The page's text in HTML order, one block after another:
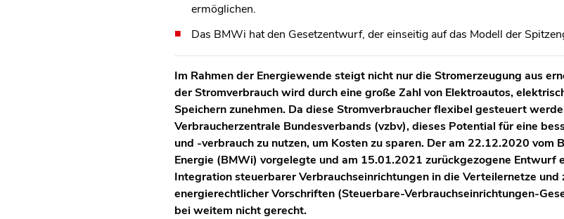
ermöglichen.
Das BMWi hat den Gesetzentwurf, der einseitig auf das Modell der
Im Rahmen der Energiewende steigt nicht nur die Stromerzeugung aus
der Stromverbrauch wird durch eine große Zahl von Elektroautos,
Speichern zunehmen. Da diese Stromverbraucher flexibel gesteuert
Verbraucherzentrale Bundesverbands (vzbv), dieses Potential für eine
und -verbrauch zu nutzen, um Kosten zu sparen. Der am 22.12.2020
Energie (BMWi) vorgelegte und am 15.01.2021 zurückgezogene Entwurf
Integration steuerbarer Verbrauchseinrichtungen in die Verteilernetze
energierechtlicher Vorschriften (Steuerbare-Verbrauchseinrichtungen-
bei weitem nicht gerecht.